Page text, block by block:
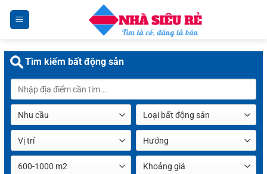
dung
Tìm kiếm bất động sản